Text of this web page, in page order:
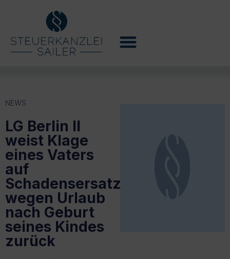
NEWS
LG Berlin II
weist Klage
eines Vaters
auf
Schadensersatz
wegen Urlaub
nach Geburt
seines Kindes
zurück